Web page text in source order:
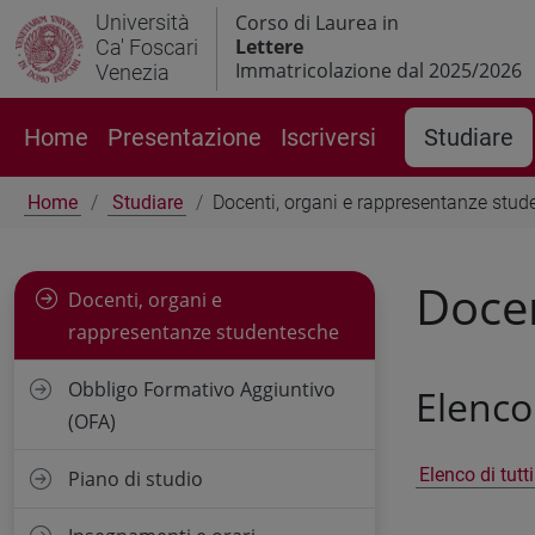
Università
Ca' Foscari
Venezia
Corso di Laurea in
Lettere
Immatricolazione dal 2025/2026
Home Presentazione Iscriversi Studiare
Home Studiare Docenti, organi e rappresentanze
Elenco di
Docenti, organi e
rappresentanze studentesche
Obbligo Formativo Aggiuntivo
(OFA)
Piano di studio